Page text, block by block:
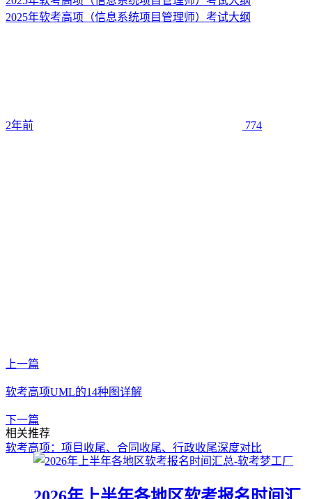
2025年软考高项（信息系统项目管理师）考试大纲
2年前 774
上一篇
软考高项UML的14种图详解
下一篇
软考高项：项目收尾、合同收尾、行政收尾深度对比
相关推荐